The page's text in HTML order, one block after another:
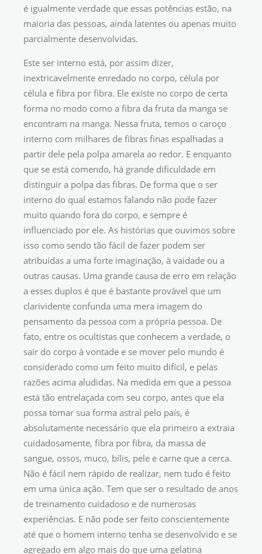
é igualmente verdade que essas potências estão, na
maioria das pessoas, ainda latentes ou apenas muito
parcialmente desenvolvidas.
Este ser interno está, por assim dizer,
inextricavelmente enredado no corpo, célula por
célula e fibra por fibra. Ele existe no corpo de certa
forma no modo como a fibra da fruta da manga se
encontram na manga. Nessa fruta, temos o caroço
interno com milhares de fibras finas espalhadas a
partir dele pela polpa amarela ao redor. E enquanto
que se está comendo, há grande dificuldade em
distinguir a polpa das fibras. De forma que o ser
interno do qual estamos falando não pode fazer
muito quando fora do corpo, e sempre é
influenciado por ele. As histórias que ouvimos sobre
isso como sendo tão fácil de fazer podem ser
atribuídas a uma forte imaginação, à vaidade ou a
outras causas. Uma grande causa de erro em relação
a esses duplos é que é bastante provável que um
clarividente confunda uma mera imagem do
pensamento da pessoa com a própria pessoa. De
fato, entre os ocultistas que conhecem a verdade, o
sair do corpo à vontade e se mover pelo mundo é
considerado como um feito muito difícil, e pelas
razões acima aludidas. Na medida em que a pessoa
está tão entrelaçada com seu corpo, antes que ela
possa tomar sua forma astral pelo país, é
absolutamente necessário que ela primeiro a extraia
cuidadosamente, fibra por fibra, da massa de
sangue, ossos, muco, bílis, pele e carne que a cerca.
Não é fácil nem rápido de realizar, nem tudo é feito
em uma única ação. Tem que ser o resultado de anos
de treinamento cuidadoso e de numerosas
experiências. E não pode ser feito conscientemente
até que o homem interno tenha se desenvolvido e se
agregado em algo mais do que uma gelatina